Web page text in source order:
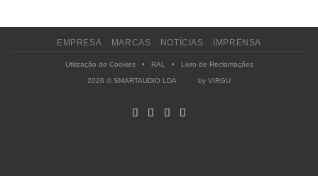
EMPRESA MARCAS NOTÍCIAS IMPRENSA
Utilização de Cookies• RAL • Livro de Reclamações
2026 © SMARTAUDIO LDA by VIRGU